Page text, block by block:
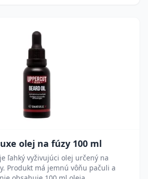
olej na fúzy 100 ml
ľahký vyživujúci olej určený na
Produkt má jemnú vôňu pačuli a